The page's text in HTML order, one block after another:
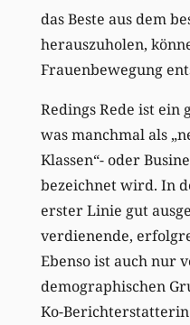
das Beste aus dem
herauszuholen,
Frauenbewegung
Redings Rede ist ein
was manchmal als
Klassen“- oder
bezeichnet wird. In
erster Linie gut
verdienende,
Ebenso ist auch nur
demographischen
Ko-Berichterstatterin